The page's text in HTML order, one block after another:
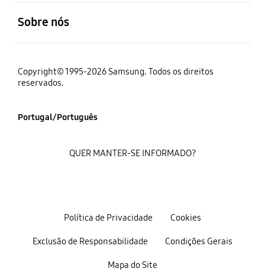
Sobre nós
Copyright© 1995-2026 Samsung. Todos os direitos
reservados.
Portugal/Português
Política de Privacidade Cookies
Exclusão de Responsabilidade Condições Gerais
Mapa do Site
QUER MANTER-SE INFORMADO?